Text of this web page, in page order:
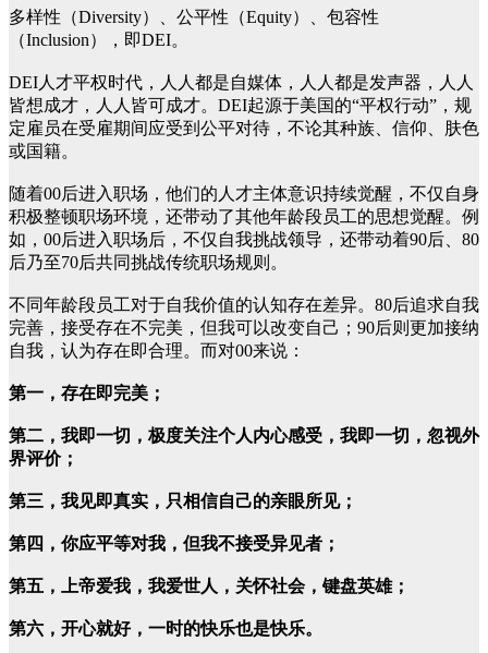
多样性（Diversity）、公平性（Equity）、包容性
（Inclusion），即DEI。
DEI人才平权时代，人人都是自媒体，人人都是发声器，人人
皆想成才，人人皆可成才。DEI起源于美国的“平权行动”，规
定雇员在受雇期间应受到公平对待，不论其种族、信仰、肤色
或国籍。
随着00后进入职场，他们的人才主体意识持续觉醒，不仅自身
积极整顿职场环境，还带动了其他年龄段员工的思想觉醒。例
如，00后进入职场后，不仅自我挑战领导，还带动着90后、80
后乃至70后共同挑战传统职场规则。
不同年龄段员工对于自我价值的认知存在差异。80后追求自我
完善，接受存在不完美，但我可以改变自己；90后则更加接纳
自我，认为存在即合理。而对00来说：
第一，存在即完美；
第二，我即一切，极度关注个人内心感受，我即一切，忽视外
界评价；
第三，我见即真实，只相信自己的亲眼所见；
第四，你应平等对我，但我不接受异见者；
第五，上帝爱我，我爱世人，关怀社会，键盘英雄；
第六，开心就好，一时的快乐也是快乐。